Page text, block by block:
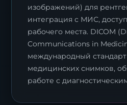
изображений) для
интеграция с МИС,
рабочего места. DICOM
Communications in
международный
медицинских снимков,
работе с